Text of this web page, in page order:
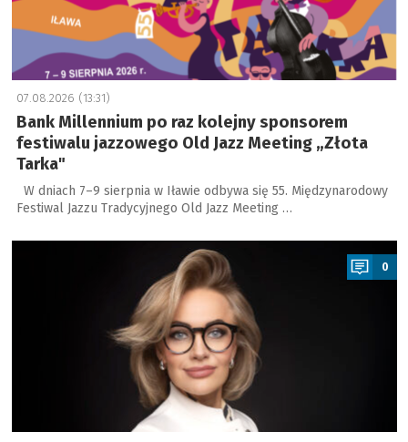
07.08.2026 (13:31)
Bank Millennium po raz kolejny sponsorem
festiwalu jazzowego Old Jazz Meeting „Złota
Tarka"
W dniach 7–9 sierpnia w Iławie odbywa się 55. Międzynarodowy
Festiwal Jazzu Tradycyjnego Old Jazz Meeting …
a
0